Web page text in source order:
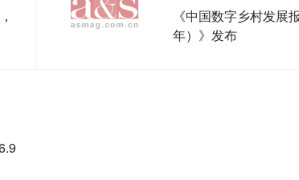
《中国数字乡村发展
年）》发布